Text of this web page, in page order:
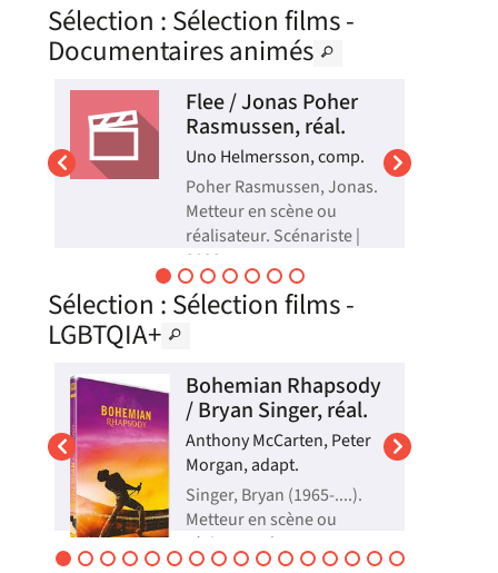
Sélection : Sélection films -
Documentaires animés
Flee / Jonas Poher
Rasmussen, réal.
Uno Helmersson, comp.
Poher Rasmussen, Jonas.
Metteur en scène ou
réalisateur. Scénariste |
2023
Pour la première fois,
Amin, 36 ans, un jeune
réfugié afghan
Allongé, les yeux clos, sur
une table recouverte d'un
tissu oriental, il replonge
dans son passé, entre
innocence lumineuse...
Vidéo
Sélection : Sélection films -
LGBTQIA+
Bohemian Rhapsody
/ Bryan Singer, réal.
Anthony McCarten, Peter
Morgan, adapt.
Singer, Bryan (1965-....).
Metteur en scène ou
réalisateur | 2019